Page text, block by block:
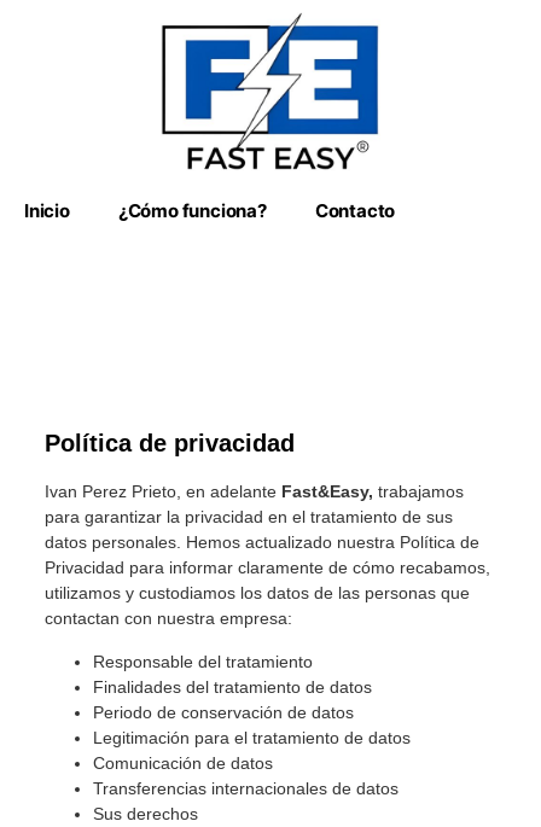
Inicio ¿Cómo funciona? Contacto
Política de privacidad
Ivan Perez Prieto, en adelante Fast&Easy, trabajamos
para garantizar la privacidad en el tratamiento de sus
datos personales. Hemos actualizado nuestra Política de
Privacidad para informar claramente de cómo recabamos,
utilizamos y custodiamos los datos de las personas que
contactan con nuestra empresa:
Responsable del tratamiento
Finalidades del tratamiento de datos
Periodo de conservación de datos
Legitimación para el tratamiento de datos
Comunicación de datos
Transferencias internacionales de datos
Sus derechos